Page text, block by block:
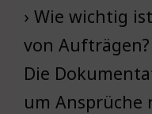
› Wie wichtig
von Aufträgen?
Die
um Ansprüche